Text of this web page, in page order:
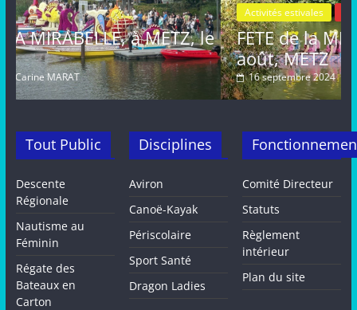
Activités estivales Actualités
FETE de la MIRABELLE, dimanche 25
août, METZ
16 septembre 2024 Carine MARAT
Tout Public
Descente
Régionale
Nautisme au
Féminin
Régate des
Bateaux en
Carton
Disciplines
Aviron
Canoë-Kayak
Périscolaire
Sport Santé
Dragon Ladies
Comité Directeur
Statuts
Règlement
intérieur
Plan du site